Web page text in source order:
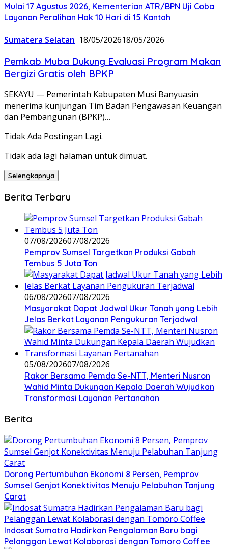
Mulai 17 Agustus 2026, Kementerian ATR/BPN Uji Coba
Layanan Peralihan Hak 10 Hari di 15 Kantah
Sumatera Selatan 18/05/202618/05/2026
Pemkab Muba Dukung Evaluasi Program Makan
Bergizi Gratis oleh BPKP
SEKAYU — Pemerintah Kabupaten Musi Banyuasin
menerima kunjungan Tim Badan Pengawasan Keuangan
dan Pembangunan (BPKP)…
Tidak Ada Postingan Lagi.
Tidak ada lagi halaman untuk dimuat.
Selengkapnya
Berita Terbaru
07/08/202607/08/2026
Pemprov Sumsel Targetkan Produksi Gabah
Tembus 5 Juta Ton
06/08/202607/08/2026
Masyarakat Dapat Jadwal Ukur Tanah yang Lebih
Jelas Berkat Layanan Pengukuran Terjadwal
05/08/202607/08/2026
Rakor Bersama Pemda Se-NTT, Menteri Nusron
Wahid Minta Dukungan Kepala Daerah Wujudkan
Transformasi Layanan Pertanahan
Berita
Dorong Pertumbuhan Ekonomi 8 Persen, Pemprov
Sumsel Genjot Konektivitas Menuju Pelabuhan Tanjung
Carat
Indosat Sumatra Hadirkan Pengalaman Baru bagi
Pelanggan Lewat Kolaborasi dengan Tomoro Coffee